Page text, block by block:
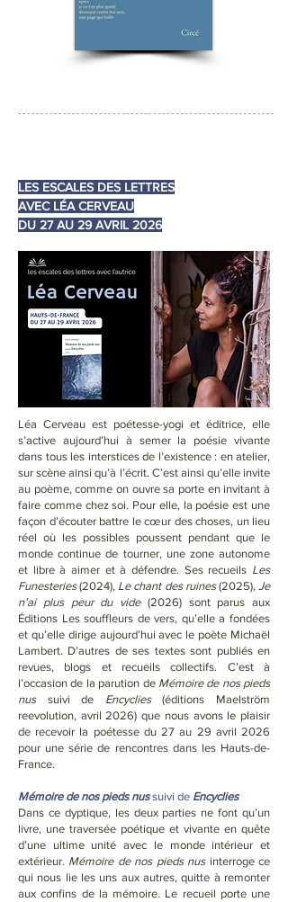
LES ESCALES DES LETTRES
AVEC LÉA CERVEAU
DU 27 AU 29 AVRIL 2026
Léa Cerveau est poétesse-yogi et éditrice, elle
s’active aujourd’hui à semer la poésie vivante
dans tous les interstices de l’existence : en atelier,
sur scène ainsi qu’à l’écrit. C’est ainsi qu’elle invite
au poème, comme on ouvre sa porte en invitant à
faire comme chez soi. Pour elle, la poésie est une
façon d’écouter battre le cœur des choses, un lieu
réel où les possibles poussent pendant que le
monde continue de tourner, une zone autonome
et libre à aimer et à défendre. Ses recueils Les
Funesteries(2024), Le chant des ruines(2025),Je
n’ai plus peur du vide (2026) sont parus aux
Éditions Les souffleurs de vers, qu’elle a fondées
et qu’elle dirige aujourd’hui avec le poète Michaël
Lambert. D’autres de ses textes sont publiés en
revues, blogs et recueils collectifs. C’est à
l’occasion de la parution de Mémoire de nos pieds
nussuivi de Encyclies(éditions Maelström
reevolution, avril 2026) que nous avons le plaisir
de recevoir la poétesse du 27 au 29 avril 2026
pour une série de rencontres dans les Hauts-de-
France.
Mémoire de nos pieds nussuivi de Encyclies
Dans ce dyptique, les deux parties ne font qu’un
livre, une traversée poétique et vivante en quête
d’une ultime unité avec le monde intérieur et
extérieur. Mémoire de nos pieds nusinterroge ce
qui nous lie les uns aux autres, quitte à remonter
aux confins de la mémoire. Le recueil porte une